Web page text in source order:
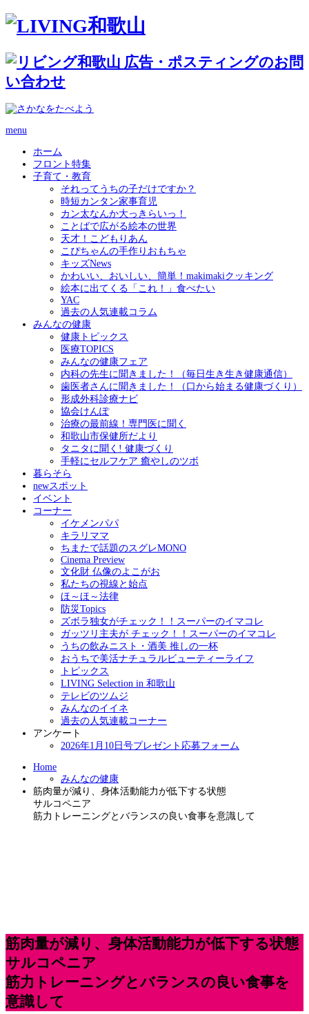
menu
ホーム
フロント特集
子育て・教育
それってうちの子だけですか？
時短カンタン家事育児
カン太なんか大っきらいっ！
ことばで広がる絵本の世界
天才！こどもりあん
こぴちゃんの手作りおもちゃ
キッズNews
かわいい、おいしい、簡単！makimakiクッキング
絵本に出てくる「これ！」食べたい
YAC
過去の人気連載コラム
みんなの健康
健康トピックス
医療TOPICS
みんなの健康フェア
内科の先生に聞きました！（毎日生き生き健康通信）
歯医者さんに聞きました！（口から始まる健康づくり）
形成外科診療ナビ
協会けんぽ
治療の最前線！専門医に聞く
和歌山市保健所だより
タニタに聞く! 健康づくり
手軽にセルフケア 癒やしのツボ
暮らそら
newスポット
イベント
コーナー
イケメンパパ
キラリママ
ちまたで話題のスグレMONO
Cinema Preview
文化財 仏像のよこがお
私たちの視線と始点
ほ～ほ～法律
防災Topics
ズボラ独女がチェック！！スーパーのイマコレ
ガッツリ主夫が チェック！！スーパーのイマコレ
うちの飲みニスト・酒美 推しの一杯
おうちで美活ナチュラルビューティーライフ
トピックス
LIVING Selection in 和歌山
テレビのツムジ
みんなのイイネ
過去の人気連載コーナー
アンケート
2026年1月10日号プレゼント応募フォーム
Home
みんなの健康
筋肉量が減り、身体活動能力が低下する状態
サルコペニア
筋力トレーニングとバランスの良い食事を意識して
筋肉量が減り、身体活動能力が低下する状態
サルコペニア
筋力トレーニングとバランスの良い食事を
意識して